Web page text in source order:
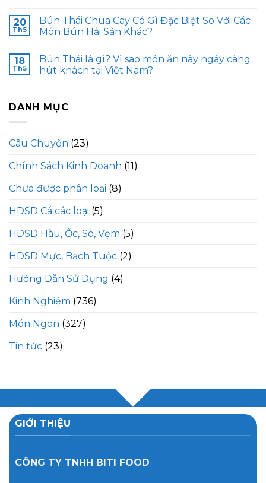
20
Th5
Bún Thái Chua Cay Có Gì Đặc Biệt So Với Các
Món Bún Hải Sản Khác?
18
Th5
Bún Thái là gì? Vì sao món ăn này ngày càng
hút khách tại Việt Nam?
DANH MỤC
Câu Chuyện (23)
Chính Sách Kinh Doanh (11)
Chưa được phân loại (8)
HDSD Cá các loại (5)
HDSD Hàu, Ốc, Sò, Vẹm (5)
HDSD Mực, Bạch Tuộc (2)
Hướng Dẫn Sử Dụng (4)
Kinh Nghiệm (736)
Món Ngon (327)
Tin tức (23)
GIỚI THIỆU
CÔNG TY TNHH BITI FOOD